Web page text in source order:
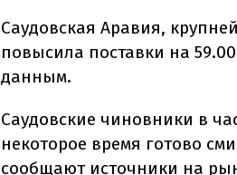
Саудовская Аравия,
повысила поставки на
данным.
Саудовские чиновники в
некоторое время готово
сообщают источники на